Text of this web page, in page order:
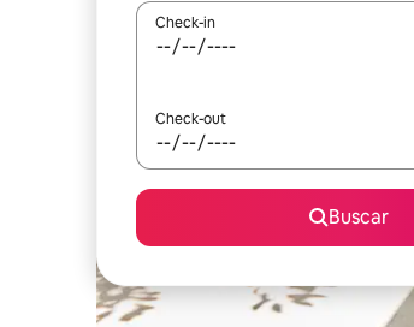
Check-in
Check-out
Buscar